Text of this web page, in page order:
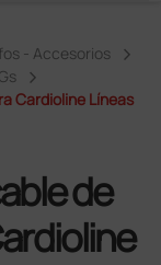
- Accesorios
Cardioline Líneas
de